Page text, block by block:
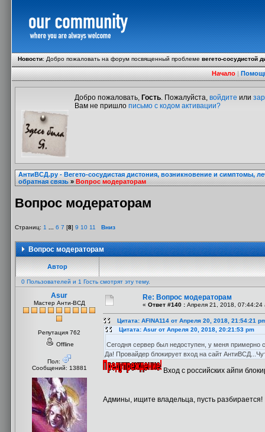
Новости:Добро пожаловать на форум посвященный проблемевегето-сосудистой
Начало|
Добро пожаловать, Гость. Пожалуйста, войдите или
Вам не пришло письмо с кодом активации?
АнтиВСД.ру - Вегето-сосудистая дистония, возникновение и симптомы,
обратная связь»Вопрос модераторам
Вопрос модераторам
Страниц: 1 6 7 [8] 9 10 11 Вниз
Вопрос модераторам
Автор
0 Пользователей и 1 Гость смотрят эту тему.
Asur
Мастер Анти-ВСД
Репутация 762
Offline
Пол:
Сообщений: 13881
Re: Вопрос модераторам
« Ответ #140 : Апреля 21, 2018, 07:44:24
Цитата: AFINA114 от Апреля 20, 2018, 21:54:21
Цитата: Asur от Апреля 20, 2018, 20:21:53 pm
Сегодня сервер был недоступен, у меня примерно
Да! Провайдер блокирует вход на сайт
Вход с российских айпи
Админы, ищите владельца, пусть разбирается!